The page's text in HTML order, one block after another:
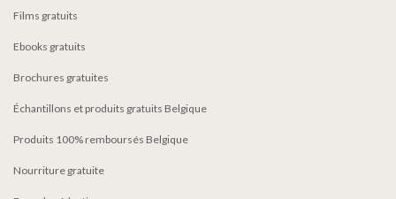
Films gratuits
Ebooks gratuits
Brochures gratuites
Échantillons et produits gratuits Belgique
Produits 100% remboursés Belgique
Nourriture gratuite